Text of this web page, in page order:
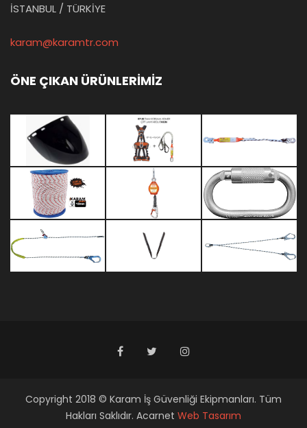
İSTANBUL / TÜRKİYE
karam@karamtr.com
ÖNE ÇIKAN ÜRÜNLERİMİZ
Copyright 2018 © Karam İş Güvenliği Ekipmanları. Tüm
Hakları Saklıdır. Acarnet Web Tasarım